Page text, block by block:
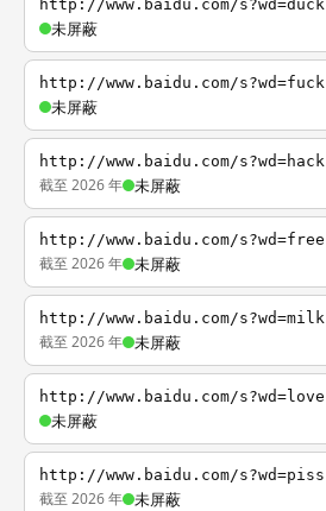
http://www.baidu.com/s?wd=duck
未屏蔽
http://www.baidu.com/s?wd=fuck
未屏蔽
http://www.baidu.com/s?wd=hack
截至 2026 年 未屏蔽
http://www.baidu.com/s?wd=free
截至 2026 年 未屏蔽
http://www.baidu.com/s?wd=milk
截至 2026 年 未屏蔽
http://www.baidu.com/s?wd=love
未屏蔽
http://www.baidu.com/s?wd=piss
截至 2026 年 未屏蔽